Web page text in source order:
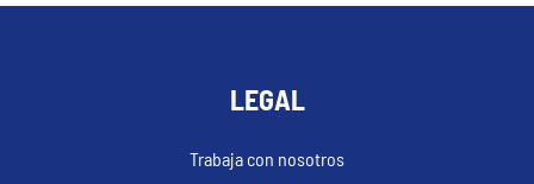
LEGAL
Trabaja con nosotros